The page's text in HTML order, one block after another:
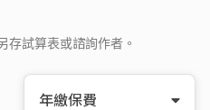
存試算表或諮詢作者。
年繳保費